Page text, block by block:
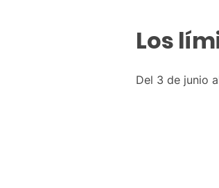
Los
Del 3 de junio